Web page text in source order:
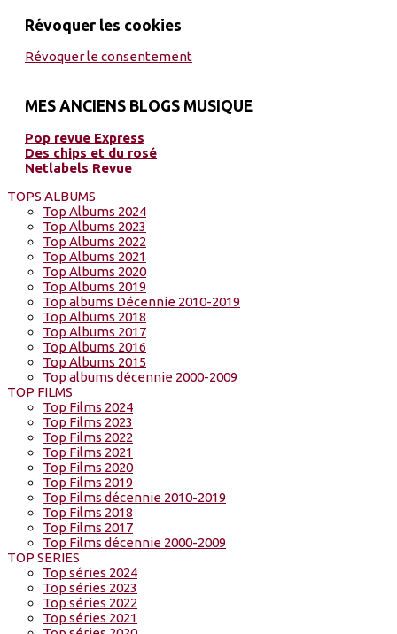
Révoquer les cookies
Révoquer le consentement
MES ANCIENS BLOGS MUSIQUE
Pop revue Express
Des chips et du rosé
Netlabels Revue
TOPS ALBUMS
Top Albums 2024
Top Albums 2023
Top Albums 2022
Top Albums 2021
Top Albums 2020
Top Albums 2019
Top albums Décennie 2010-2019
Top Albums 2018
Top Albums 2017
Top Albums 2016
Top Albums 2015
Top albums décennie 2000-2009
TOP FILMS
Top Films 2024
Top Films 2023
Top Films 2022
Top Films 2021
Top Films 2020
Top Films 2019
Top Films décennie 2010-2019
Top Films 2018
Top Films 2017
Top Films décennie 2000-2009
TOP SERIES
Top séries 2024
Top séries 2023
Top séries 2022
Top séries 2021